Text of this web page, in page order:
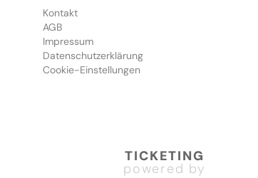
Kontakt
AGB
Impressum
Datenschutzerklärung
Cookie-Einstellungen
TICKETING
powered by